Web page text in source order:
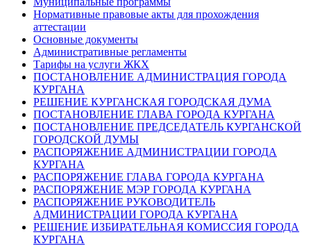
Нормативные правовые акты для прохождения
аттестации
Основные документы
Административные регламенты
Тарифы на услуги ЖКХ
ПОСТАНОВЛЕНИЕ АДМИНИСТРАЦИЯ ГОРОДА
КУРГАНА
РЕШЕНИЕ КУРГАНСКАЯ ГОРОДСКАЯ ДУМА
ПОСТАНОВЛЕНИЕ ГЛАВА ГОРОДА КУРГАНА
ПОСТАНОВЛЕНИЕ ПРЕДСЕДАТЕЛЬ КУРГАНСКОЙ
ГОРОДСКОЙ ДУМЫ
РАСПОРЯЖЕНИЕ АДМИНИСТРАЦИИ ГОРОДА
КУРГАНА
РАСПОРЯЖЕНИЕ ГЛАВА ГОРОДА КУРГАНА
РАСПОРЯЖЕНИЕ МЭР ГОРОДА КУРГАНА
РАСПОРЯЖЕНИЕ РУКОВОДИТЕЛЬ
АДМИНИСТРАЦИИ ГОРОДА КУРГАНА
РЕШЕНИЕ ИЗБИРАТЕЛЬНАЯ КОМИССИЯ ГОРОДА
КУРГАНА